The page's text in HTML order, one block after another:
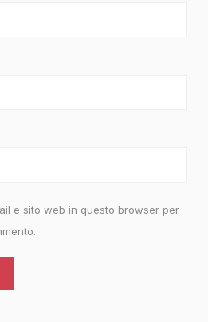
e sito web in questo browser per